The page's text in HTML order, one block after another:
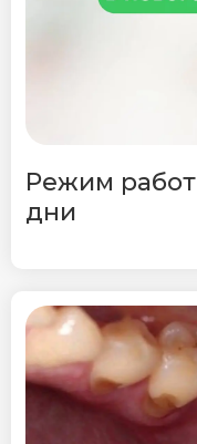
Режим
дни